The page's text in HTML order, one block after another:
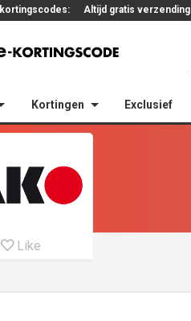
kortingscodes: Altijd gratis
Kortingen Exclusief
Like